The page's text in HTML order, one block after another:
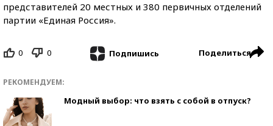
представителей 20 местных и 380 первичных отделений
партии «Единая Россия».
0 0 Подпишись Поделиться
РЕКОМЕНДУЕМ:
Модный выбор: что взять с собой в отпуск?